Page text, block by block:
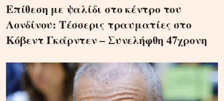
Επίθεση με ψαλίδι στο κέντρο του
Λονδίνου: Τέσσερις τραυματίες στο
Κόβεντ Γκάρντεν – Συνελήφθη 47χρονη